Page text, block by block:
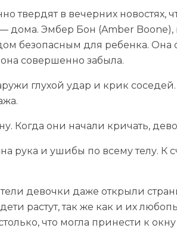
твердят в вечерних новостях,
дома. Эмбер Бон (Amber
безопасным для ребенка. Она
совершенно забыла.
глухой удар и крик
они начали кричать,
рука и ушибы по всему телу. К
девочки даже открыли
растут, так же как и их
что могла принести к